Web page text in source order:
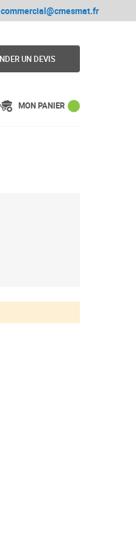
commercial@cmesmat.fr
UN DEVIS
MON PANIER